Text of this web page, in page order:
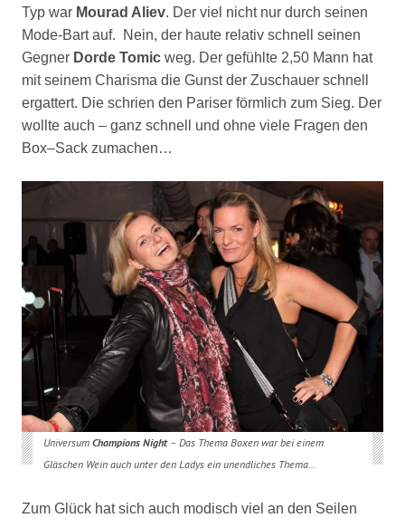
Typ war Mourad Aliev. Der viel nicht nur durch seinen
Mode-Bart auf. Nein, der haute relativ schnell seinen
Gegner Dorde Tomic weg. Der gefühlte 2,50 Mann hat
mit seinem Charisma die Gunst der Zuschauer schnell
ergattert. Die schrien den Pariser förmlich zum Sieg. Der
wollte auch – ganz schnell und ohne viele Fragen den
Box–Sack zumachen…
Universum Champions Night– Das Thema Boxen war bei einem
Gläschen Wein auch unter den Ladys ein unendliches Thema…
Zum Glück hat sich auch modisch viel an den Seilen